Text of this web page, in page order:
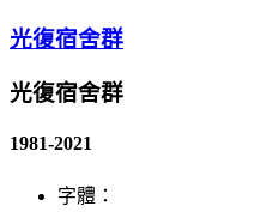
光復宿舍群
光復宿舍群
1981-2021
字體：